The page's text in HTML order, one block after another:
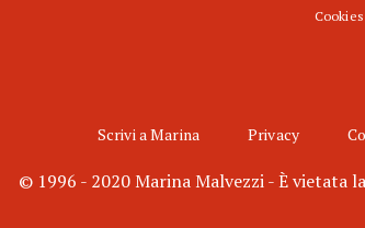
Scrivi a Marina Privacy
© 1996 - 2020 Marina Malvezzi - È vietata